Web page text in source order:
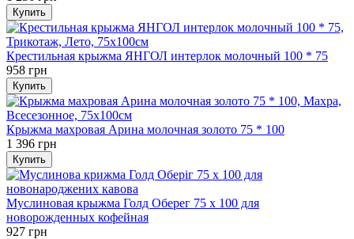
Купить
Крестильная крыжма ЯНГОЛ интерлок молочный 100 * 75
958 грн
Купить
Крыжма махровая Арина молочная золото 75 * 100
1 396 грн
Купить
Муслиновая крыжма Голд Оберег 75 х 100 для
новорожденных кофейная
927 грн